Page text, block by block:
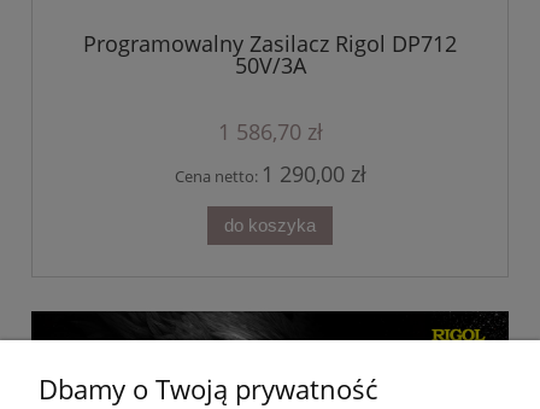
Programowalny Zasilacz Rigol DP712
50V/3A
1 586,70 zł
Cena netto: 1 290,00 zł
do koszyka
Dbamy o Twoją prywatność